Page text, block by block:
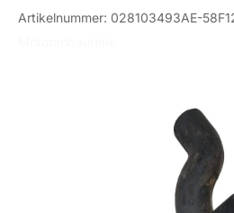
Artikelnummer: 028103493AE-